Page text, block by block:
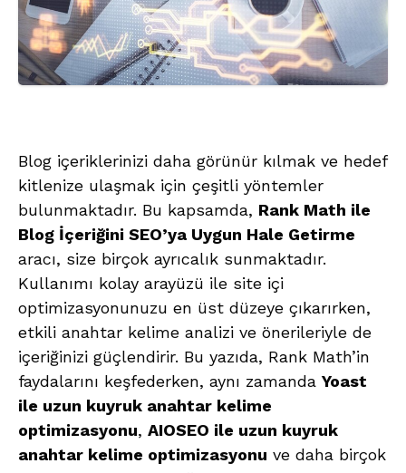
Blog içeriklerinizi daha görünür kılmak ve hedef
kitlenize ulaşmak için çeşitli yöntemler
bulunmaktadır. Bu kapsamda, Rank Math ile
Blog İçeriğini SEO’ya Uygun Hale Getirme
aracı, size birçok ayrıcalık sunmaktadır.
Kullanımı kolay arayüzü ile site içi
optimizasyonunuzu en üst düzeye çıkarırken,
etkili anahtar kelime analizi ve önerileriyle de
içeriğinizi güçlendirir. Bu yazıda, Rank Math’in
faydalarını keşfederken, aynı zamanda Yoast
ile uzun kuyruk anahtar kelime
optimizasyonu, AIOSEO ile uzun kuyruk
anahtar kelime optimizasyonu ve daha birçok